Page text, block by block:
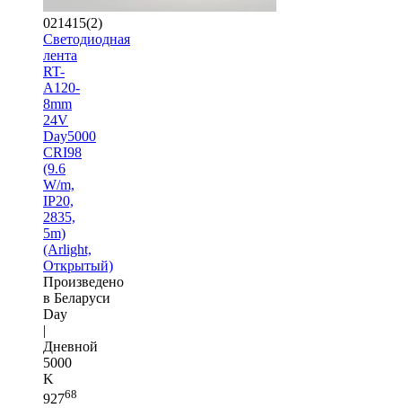
021415(2)
Светодиодная
лента
RT-
A120-
8mm
24V
Day5000
CRI98
(9.6
W/m,
IP20,
2835,
5m)
(Arlight,
Открытый)
Произведено
в Беларуси
Day
|
Дневной
5000
K
92768